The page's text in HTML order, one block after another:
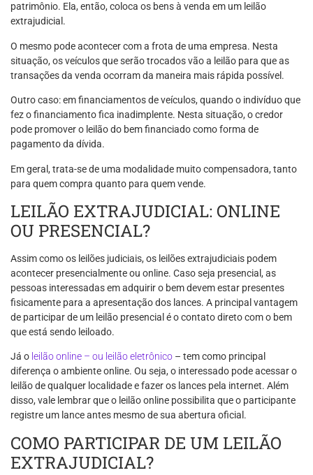
patrimônio. Ela, então, coloca os bens à venda em um leilão
extrajudicial.
O mesmo pode acontecer com a frota de uma empresa. Nesta
situação, os veículos que serão trocados vão a leilão para que as
transações da venda ocorram da maneira mais rápida possível.
Outro caso: em financiamentos de veículos, quando o indivíduo que
fez o financiamento fica inadimplente. Nesta situação, o credor
pode promover o leilão do bem financiado como forma de
pagamento da dívida.
Em geral, trata-se de uma modalidade muito compensadora, tanto
para quem compra quanto para quem vende.
LEILÃO EXTRAJUDICIAL: ONLINE
OU PRESENCIAL?
Assim como os leilões judiciais, os leilões extrajudiciais podem
acontecer presencialmente ou online. Caso seja presencial, as
pessoas interessadas em adquirir o bem devem estar presentes
fisicamente para a apresentação dos lances. A principal vantagem
de participar de um leilão presencial é o contato direto com o bem
que está sendo leiloado.
Já o leilão online – ou leilão eletrônico – tem como principal
diferença o ambiente online. Ou seja, o interessado pode acessar o
leilão de qualquer localidade e fazer os lances pela internet. Além
disso, vale lembrar que o leilão online possibilita que o participante
registre um lance antes mesmo de sua abertura oficial.
COMO PARTICIPAR DE UM LEILÃO
EXTRAJUDICIAL?